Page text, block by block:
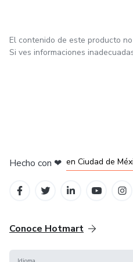
El contenido de este producto
Si ves informaciones
Hecho con ❤ en Ciudad de
Conoce Hotmart